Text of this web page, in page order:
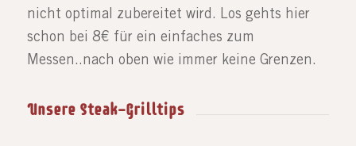
nicht optimal zubereitet wird. Los gehts hier
schon bei 8€ für ein einfaches zum
Messen..nach oben wie immer keine Grenzen.
Unsere Steak-Grilltips